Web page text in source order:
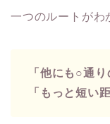
一つのルートがわ
「他にも○通
「もっと短い